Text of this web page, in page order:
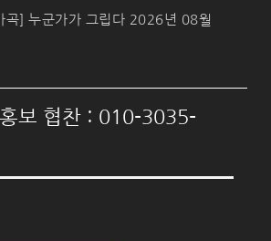
곡] 누군가가 그립다 2026년 08월
보 협찬 : 010-3035-